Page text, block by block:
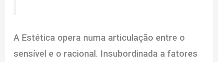
A Estética opera numa articulação entre o
sensível e o racional. Insubordinada a fatores